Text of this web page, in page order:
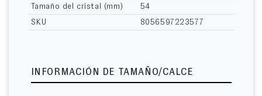
Tamaño del cristal (mm)
54
SKU
8056597223577
INFORMACIÓN DE TAMAÑO/CALCE